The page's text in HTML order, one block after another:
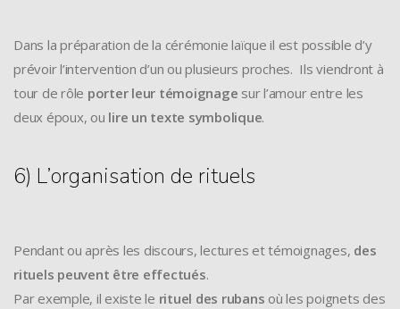
Dans la préparation de la cérémonie laïque il est possible d’y
prévoir l’intervention d’un ou plusieurs proches. Ils viendront à
tour de rôle porter leur témoignage sur l’amour entre les
deux époux, ou lire un texte symbolique.
6) L’organisation de rituels
Pendant ou après les discours, lectures et témoignages, des
rituels peuvent être effectués.
Par exemple, il existe le rituel des rubans où les poignets des